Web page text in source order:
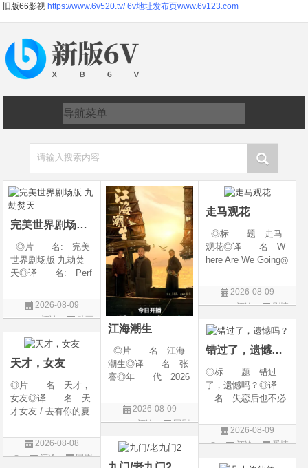
旧版66影视 https://www.6v520.tv/ 6v地址发布页www.6v123.com
请输入搜索内容
完美世界剧场版 九劫焚天
◎片 名: 完美
世界剧场版 九劫焚
天◎译 名: Perf
ne Calamities Burnin
g Heaven / Perfect
ribulations Incinerate
the H
2026-08-09
评论
动画
片
江海潮生
◎片 名 江海
潮生◎译 名 张
謇◎年 代 2026
陆◎类 别 传记
/ 历史 / 古装◎语
上映日期 2026-07-
20(中国大陆)◎
2026-08-09
评论
国剧
走马观花
◎标 题 走马
观花◎译 名 W
here Are We Going◎
产 地 中国大陆
◎类 别 剧情◎
话◎上映日期 2026
-06-12(中国大陆)◎
2026-08-09
评论
剧情
片
错过了，遗憾吗？
◎标 题 错过
了，遗憾吗？◎译
名 失恋后也不必
rself◎年 代 20
26◎产 地 中国
剧 / 爱情◎语
2026-08-09
评论
爱情
片
天才，女友
◎片 名 天才，
女友◎译 名 天
才女友 / 去有你的夏
年 代 2026◎
产 地 中国大陆
2026-08-08
评论
国剧